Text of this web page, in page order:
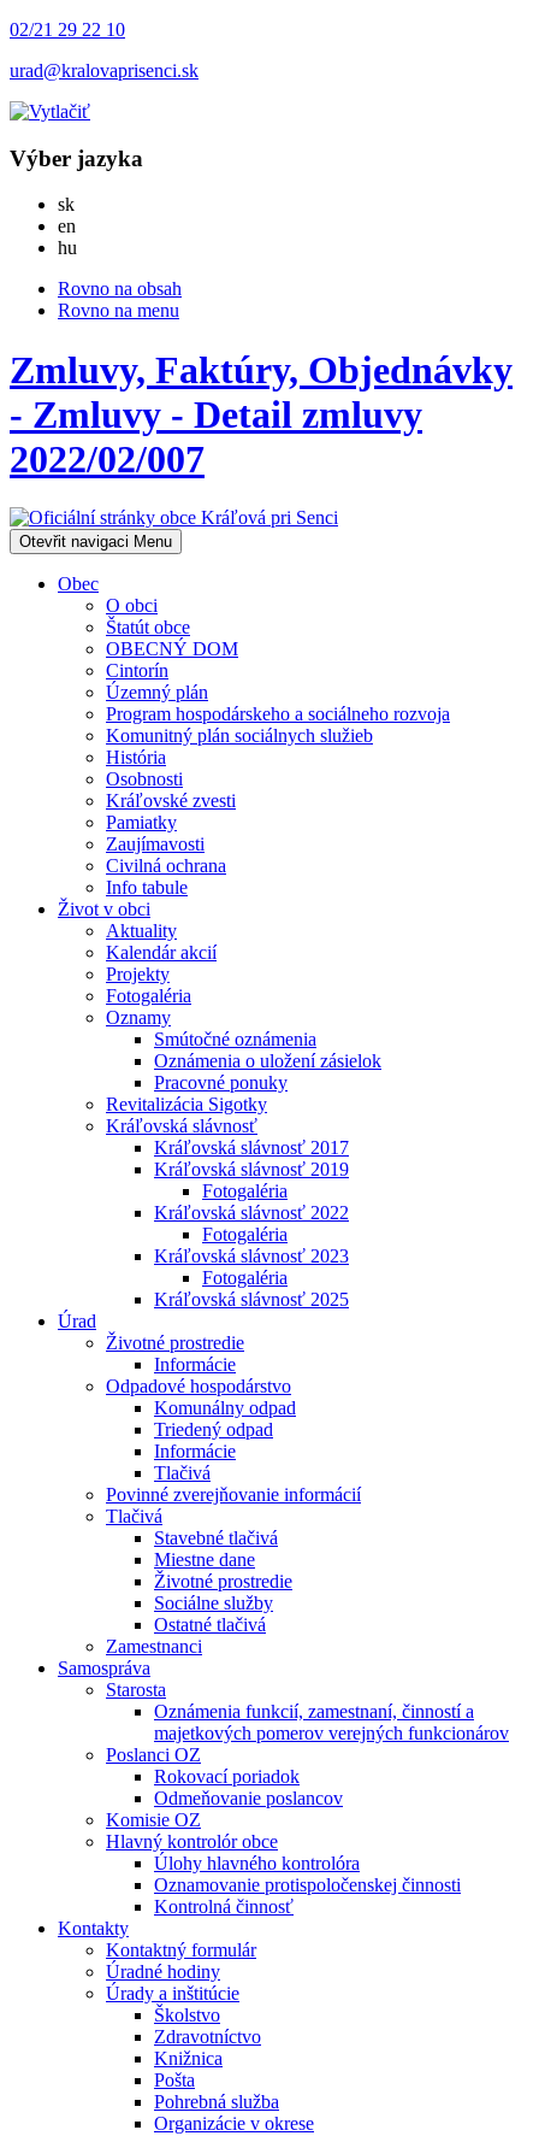
02/21 29 22 10
urad@kralovaprisenci.sk
Výber jazyka
skSlovensky
en
hu
Rovno na obsah
Rovno na menu
Zmluvy, Faktúry, Objednávky
- Zmluvy - Detail zmluvy
2022/02/007
Otevřit navigaci Menu
Obec
O obci
Štatút obce
OBECNÝ DOM
Cintorín
Územný plán
Program hospodárskeho a sociálneho rozvoja
Komunitný plán sociálnych služieb
História
Osobnosti
Kráľovské zvesti
Pamiatky
Zaujímavosti
Civilná ochrana
Info tabule
Život v obci
Aktuality
Kalendár akcií
Projekty
Fotogaléria
Oznamy
Smútočné oznámenia
Oznámenia o uložení zásielok
Pracovné ponuky
Revitalizácia Sigotky
Kráľovská slávnosť
Kráľovská slávnosť 2017
Kráľovská slávnosť 2019
Fotogaléria
Kráľovská slávnosť 2022
Fotogaléria
Kráľovská slávnosť 2023
Fotogaléria
Kráľovská slávnosť 2025
Úrad
Životné prostredie
Informácie
Odpadové hospodárstvo
Komunálny odpad
Triedený odpad
Informácie
Tlačivá
Povinné zverejňovanie informácií
Tlačivá
Stavebné tlačivá
Miestne dane
Životné prostredie
Sociálne služby
Ostatné tlačivá
Zamestnanci
Samospráva
Starosta
Oznámenia funkcií, zamestnaní, činností a
majetkových pomerov verejných funkcionárov
Poslanci OZ
Rokovací poriadok
Odmeňovanie poslancov
Komisie OZ
Hlavný kontrolór obce
Úlohy hlavného kontrolóra
Oznamovanie protispoločenskej činnosti
Kontrolná činnosť
Kontakty
Kontaktný formulár
Úradné hodiny
Úrady a inštitúcie
Školstvo
Zdravotníctvo
Knižnica
Pošta
Pohrebná služba
Organizácie v okrese